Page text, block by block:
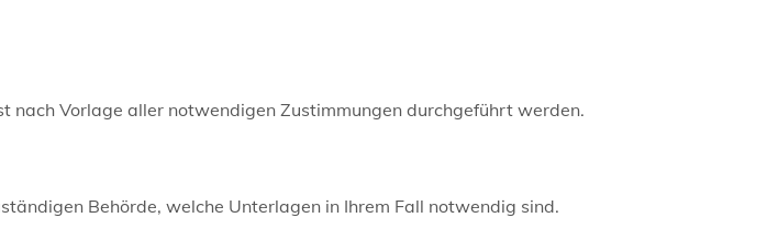
nach Vorlage aller notwendigen Zustimmungen durchgeführt werden.
Behörde, welche Unterlagen in Ihrem Fall notwendig sind.